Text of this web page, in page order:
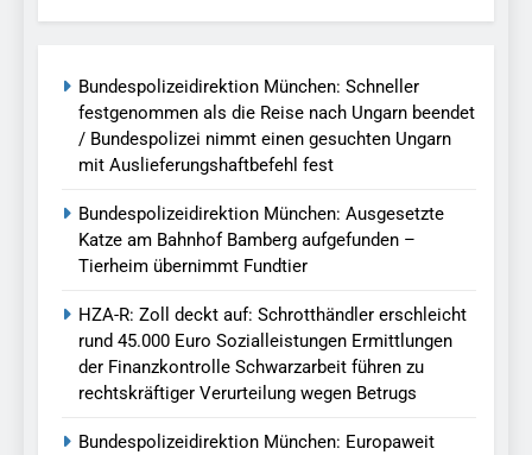
Bundespolizeidirektion München: Schneller
festgenommen als die Reise nach Ungarn beendet
/ Bundespolizei nimmt einen gesuchten Ungarn
mit Auslieferungshaftbefehl fest
Bundespolizeidirektion München: Ausgesetzte
Katze am Bahnhof Bamberg aufgefunden –
Tierheim übernimmt Fundtier
HZA-R: Zoll deckt auf: Schrotthändler erschleicht
rund 45.000 Euro Sozialleistungen Ermittlungen
der Finanzkontrolle Schwarzarbeit führen zu
rechtskräftiger Verurteilung wegen Betrugs
Bundespolizeidirektion München: Europaweit